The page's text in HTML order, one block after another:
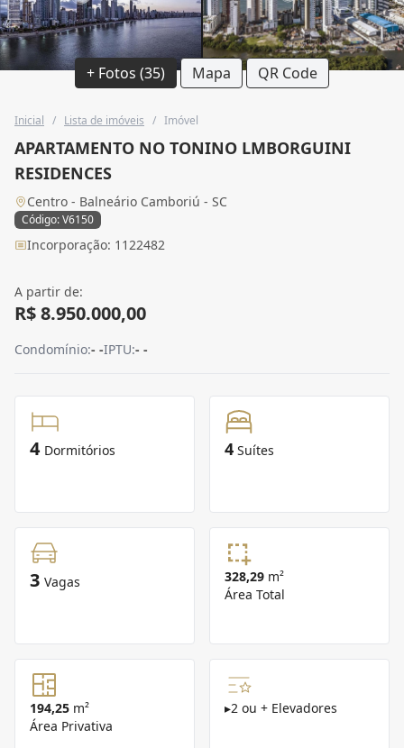
+ Fotos (35) Mapa QR Code
Inicial / Lista de imóveis / Imóvel
APARTAMENTO NO TONINO LMBORGUINI
RESIDENCES
Centro - Balneário Camboriú - SC
Código: V6150
Incorporação: 1122482
A partir de:
R$ 8.950.000,00
Condomínio:- -IPTU:- -
4 Dormitórios 4 Suítes
3 Vagas 328,29 m²
Área Total
194,25 m²
Área Privativa
▸2 ou + Elevadores